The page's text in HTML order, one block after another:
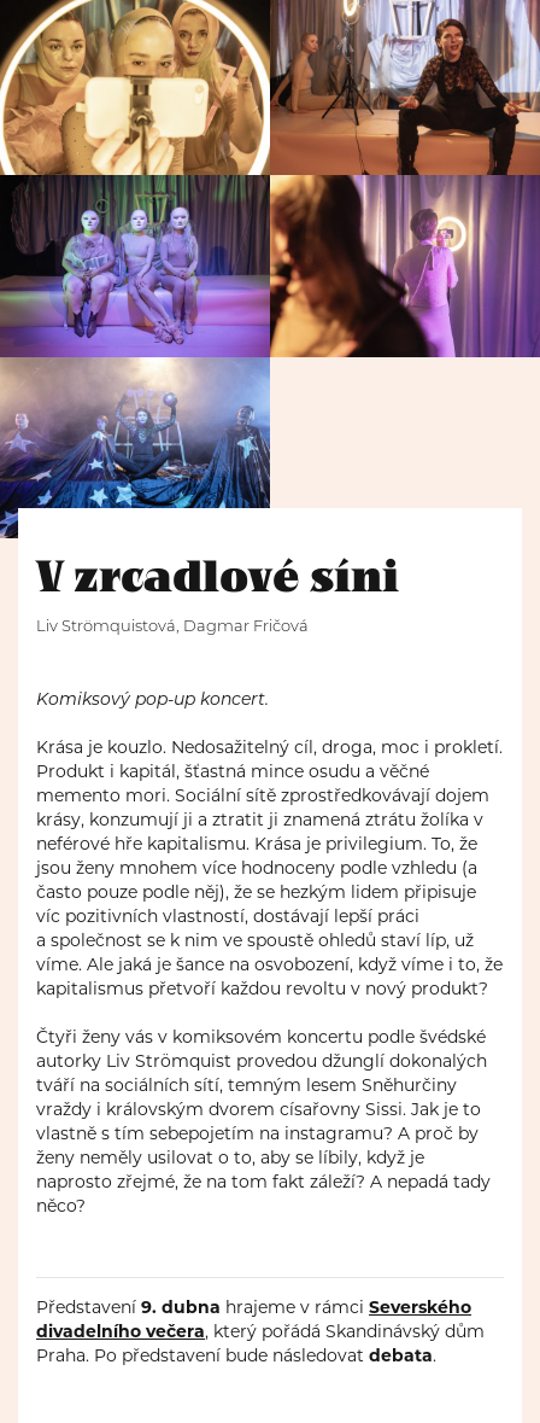
V zrcadlové síni
Liv Strömquistová, Dagmar Fričová
Komiksový pop-up koncert.
Krása je kouzlo. Nedosažitelný cíl, droga, moc i prokletí.
Produkt i kapitál, šťastná mince osudu a věčné
memento mori. Sociální sítě zprostředkovávají dojem
krásy, konzumují ji a ztratit ji znamená ztrátu žolíka v
neférové hře kapitalismu. Krása je privilegium. To, že
jsou ženy mnohem více hodnoceny podle vzhledu (a
často pouze podle něj), že se hezkým lidem připisuje
víc pozitivních vlastností, dostávají lepší práci
a společnost se k nim ve spoustě ohledů staví líp, už
víme. Ale jaká je šance na osvobození, když víme i to, že
kapitalismus přetvoří každou revoltu v nový produkt?
Čtyři ženy vás v komiksovém koncertu podle švédské
autorky Liv Strömquist provedou džunglí dokonalých
tváří na sociálních sítí, temným lesem Sněhurčiny
vraždy i královským dvorem císařovny Sissi. Jak je to
vlastně s tím sebepojetím na instagramu? A proč by
ženy neměly usilovat o to, aby se líbily, když je
naprosto zřejmé, že na tom fakt záleží? A nepadá tady
něco?
Představení 9. dubna hrajeme v rámci Severského
divadelního večera, který pořádá Skandinávský dům
Praha. Po představení bude následovat debata.